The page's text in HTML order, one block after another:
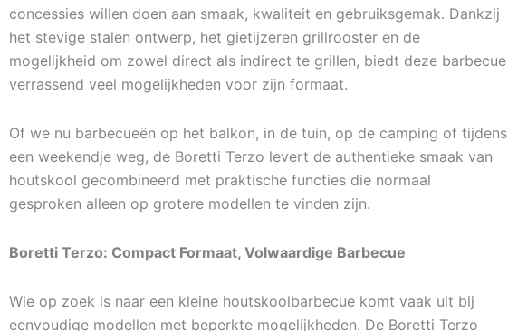
concessies willen doen aan smaak, kwaliteit en gebruiksgemak. Dankzij
het stevige stalen ontwerp, het gietijzeren grillrooster en de
mogelijkheid om zowel direct als indirect te grillen, biedt deze barbecue
verrassend veel mogelijkheden voor zijn formaat.
Of we nu barbecueën op het balkon, in de tuin, op de camping of tijdens
een weekendje weg, de Boretti Terzo levert de authentieke smaak van
houtskool gecombineerd met praktische functies die normaal
gesproken alleen op grotere modellen te vinden zijn.
Boretti Terzo: Compact Formaat, Volwaardige Barbecue
Wie op zoek is naar een kleine houtskoolbarbecue komt vaak uit bij
eenvoudige modellen met beperkte mogelijkheden. De Boretti Terzo